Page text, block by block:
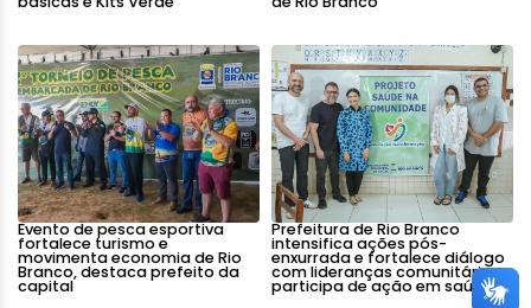
Evento de pesca esportiva
fortalece turismo e
movimenta economia de Rio
Branco, destaca prefeito da
capital
Prefeitura de Rio Branco
intensifica ações pós-
enxurrada e fortalece diálogo
com lideranças comunitárias e
participa de ação em saúde